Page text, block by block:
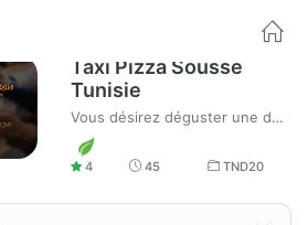
Taxi Pizza Sousse
Tunisie
Vous désirez déguster une des meilleures pizzas!!! Taxi pizza sousse vous suggère fortement d'essayer la pizza Spéciale
4 45 TND20